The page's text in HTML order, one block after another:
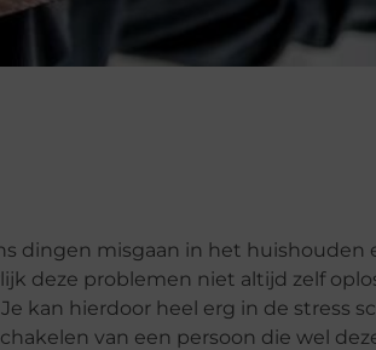
dingen misgaan in het huishouden
deze problemen niet altijd zelf
kan hierdoor heel erg in de stress
van een persoon die wel